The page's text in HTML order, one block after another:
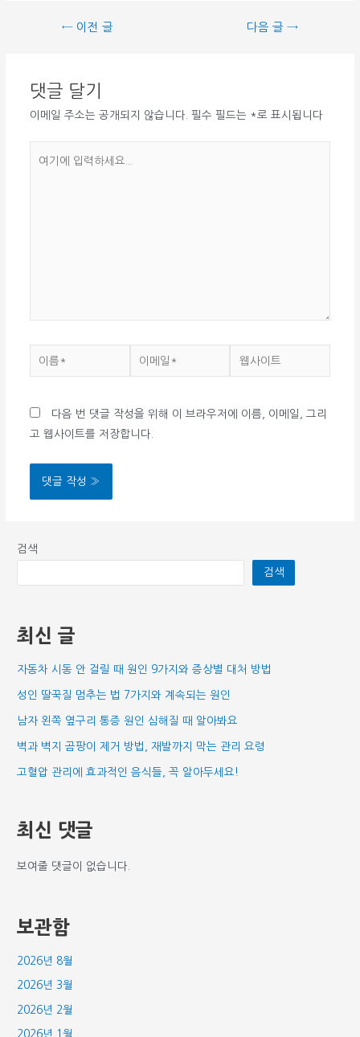
←이전 글 다음 글→
댓글 달기
이메일 주소는 공개되지 않습니다. 필수 필드는 * 로 표시됩니다
*
트
다음 번 댓글 작성을 위해 이 브라우저에 이름, 이메일, 그리
고 웹사이트를 저장합니다.
검색
검색
최신 글
자동차 시동 안 걸릴 때 원인 9가지와 증상별 대처 방법
성인 딸꾹질 멈추는 법 7가지와 계속되는 원인
남자 왼쪽 옆구리 통증 원인 심해질 때 알아봐요
벽과 벽지 곰팡이 제거 방법, 재발까지 막는 관리 요령
고혈압 관리에 효과적인 음식들, 꼭 알아두세요!
최신 댓글
보여줄 댓글이 없습니다.
보관함
2026년 8월
2026년 3월
2026년 2월
2026년 1월